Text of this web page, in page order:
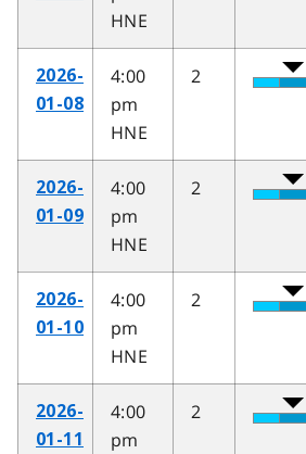
HNE
2026-
01-08
4:00
pm
HNE
2
2026-
01-09
4:00
pm
HNE
2
2026-
01-10
4:00
pm
HNE
2
2026-
01-11
4:00
pm
2